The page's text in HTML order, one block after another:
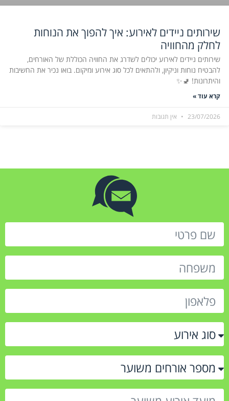
שירותים ניידים לאירוע: איך להפוך את הנוחות
לחלק מהחוויה
שירותים ניידים לאירוע יכולים לשדרג את החוויה הכוללת של האורחים,
להבטיח נוחות וניקיון, ולהתאים לכל סוג אירוע ומיקום. בואו נכיר את החשיבות
והיתרונות! 🚽✨
קרא עוד »
23/07/2026 אין תגובות